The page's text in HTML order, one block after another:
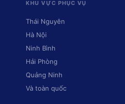
KHU VỰC PHỤC VỤ
Thái Nguyên
Hà Nội
Ninh Bình
Hải Phòng
Quảng Ninh
Và toàn quốc